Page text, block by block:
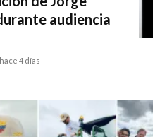
audiencia
hace 4 días